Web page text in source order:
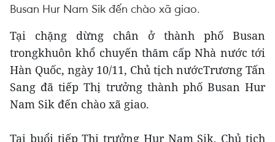
Busan Hur Nam Sik đến chào xã giao.
Tại chặng dừng chân ở thành phố Busan
trongkhuôn khổ chuyến thăm cấp Nhà nước tới
Hàn Quốc, ngày 10/11, Chủ tịch nướcTrương Tấn
Sang đã tiếp Thị trưởng thành phố Busan Hur
Nam Sik đến chào xã giao.
Tại buổi tiếp Thị trưởng Hur Nam Sik, Chủ tịch